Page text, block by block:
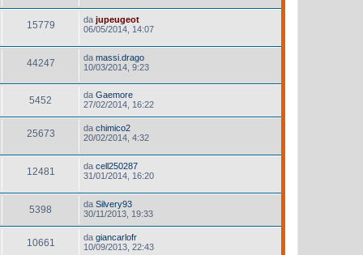
15779 da jupeugeot
06/05/2014, 14:07
44247 da massi.drago
10/03/2014, 9:23
5452 da Gaemore
27/02/2014, 16:22
25673 da chimico2
20/02/2014, 4:32
12481 da cell250287
31/01/2014, 16:20
5398 da Silvery93
30/11/2013, 19:33
10661 da giancarlofr
10/09/2013, 22:43